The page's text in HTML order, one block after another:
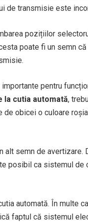
de transmisie este
pozițiilor
poate fi un semn
pentru
la cutia automată,
obicei o culoare
semn de avertizare.
posibil ca sistemul
automată. În multe
faptul că sistemul